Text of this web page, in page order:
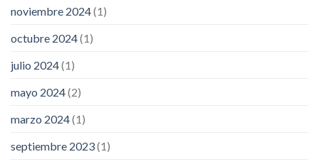
noviembre 2024(1)
octubre 2024(1)
julio 2024(1)
mayo 2024(2)
marzo 2024(1)
septiembre 2023(1)